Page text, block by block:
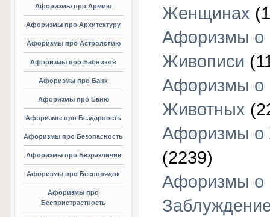
Афоризмы про Армию
Афоризмы про Архитектуру
Афоризмы про Астрологию
Афоризмы про Бабников
Афоризмы про Банк
Афоризмы про Баню
Афоризмы про Бездарность
Афоризмы про Безопасность
Афоризмы про Безразличие
Афоризмы про Беспорядок
Афоризмы про
Беспристрастность
Женщинах
Афоризмы о
Живописи
Афоризмы о
Животных
Афоризмы о
(2239)
Афоризмы о